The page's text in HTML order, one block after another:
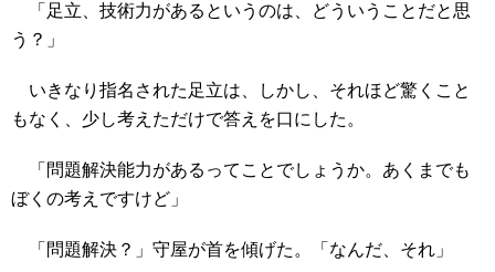
「足立、技術力があるというのは、どういうことだと思
う？」
いきなり指名された足立は、しかし、それほど驚くこと
もなく、少し考えただけで答えを口にした。
「問題解決能力があるってことでしょうか。あくまでも
ぼくの考えですけど」
「問題解決？」守屋が首を傾げた。「なんだ、それ」